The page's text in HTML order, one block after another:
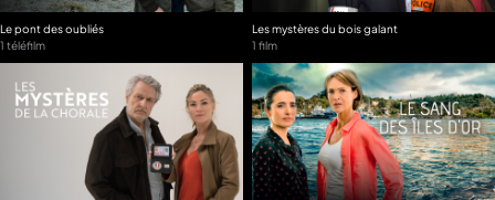
Le pont des oubliés
1 téléfilm
Les mystères du bois galant
1 film